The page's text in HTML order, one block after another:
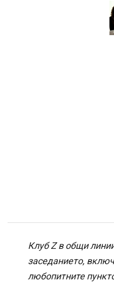
Клуб Z в общи
заседанието,
любопитните